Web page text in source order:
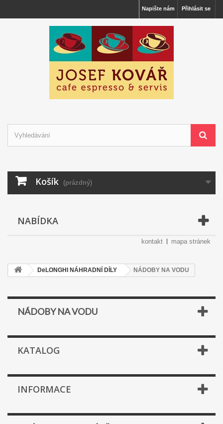
Přihlásit se
Napište nám
Košík (prázdný)
NABÍDKA
kontakt mapa stránek
DeLONGHI NÁHRADNÍ DÍLY NÁDOBY NA VODU
NÁDOBY NA VODU
KATALOG
INFORMACE